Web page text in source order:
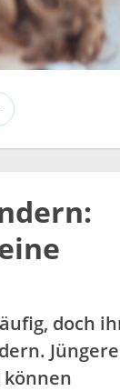
doch
Jüngere